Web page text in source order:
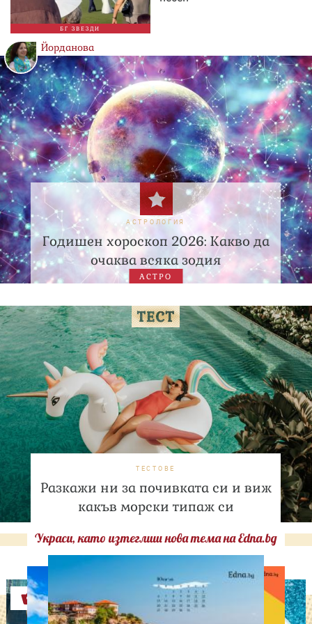
БГ ЗВЕЗДИ
Йорданова
АСТРОЛОГИЯ
Годишен хороскоп 2026: Какво да
очаква всяка зодия
АСТРО
ТЕСТОВЕ
Разкажи ни за почивката си и виж
какъв морски типаж си
Украси, като изтеглиш нова тема на Edna.bg
Оферти